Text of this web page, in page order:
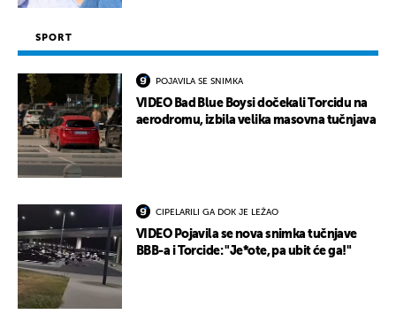
SPORT
POJAVILA SE SNIMKA
VIDEO Bad Blue Boysi dočekali Torcidu na
aerodromu, izbila velika masovna tučnjava
CIPELARILI GA DOK JE LEŽAO
VIDEO Pojavila se nova snimka tučnjave
BBB-a i Torcide: "Je*ote, pa ubit će ga!"